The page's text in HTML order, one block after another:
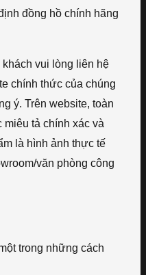
đồng hồ chính hãng
vui lòng liên hệ
chính thức của chúng
ý. Trên website, toàn
tả chính xác và
là hình ảnh thực tế
văn phòng công
trong những cách